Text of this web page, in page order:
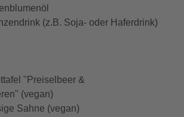
(z.B. Soja- oder Haferdrink)
"Preiselbeer &
(vegan)
Sahne (vegan)